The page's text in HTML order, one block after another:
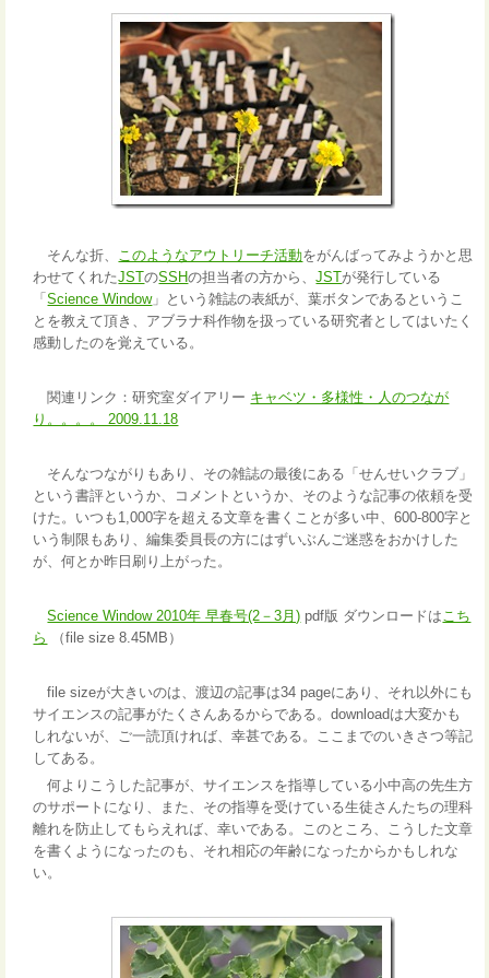
そんな折、 このようなアウトリーチ活動をがんばってみようかと思
わせてくれたJSTのSSHの担当者の方から、JSTが発行している
「Science Window」という雑誌の表紙が、葉ボタンであるというこ
とを教えて頂き、アブラナ科作物を扱っている研究者としてはいたく
感動したのを覚えている。
関連リンク：研究室ダイアリー キャベツ・多様性・人のつなが
り。。。。 2009.11.18
そんなつながりもあり、その雑誌の最後にある「せんせいクラブ」
という書評というか、コメントというか、そのような記事の依頼を受
けた。いつも1,000字を超える文章を書くことが多い中、600-800字と
いう制限もあり、編集委員長の方にはずいぶんご迷惑をおかけした
が、何とか昨日刷り上がった。
Science Window 2010年 早春号(2－3月) pdf版 ダウンロードはこち
ら
（file size 8.45MB）
file sizeが大きいのは、渡辺の記事は34 pageにあり、それ以外にも
サイエンスの記事がたくさんあるからである。downloadは大変かも
しれないが、ご一読頂ければ、幸甚である。ここまでのいきさつ等記
してある。
何よりこうした記事が、サイエンスを指導している小中高の先生方
のサポートになり、また、その指導を受けている生徒さんたちの理科
離れを防止してもらえれば、幸いである。このところ、こうした文章
を書くようになったのも、それ相応の年齢になったからかもしれな
い。